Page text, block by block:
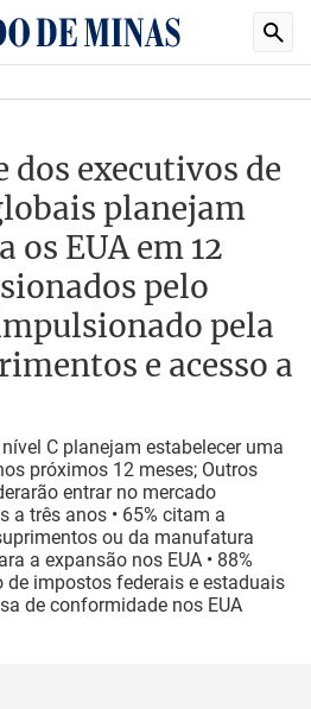
dos executivos de
planejam
os EUA em 12
pelo
pela
e acesso a
C planejam estabelecer uma
próximos 12 meses; Outros
entrar no mercado
a três anos • 65% citam a
ou da manufatura
a expansão nos EUA • 88%
impostos federais e estaduais
de conformidade nos EUA